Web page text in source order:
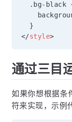
.bg-black
</style>
通过三目
如果你想根据条
符来实现，示例